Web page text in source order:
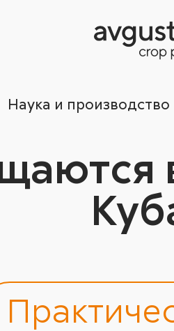
Наука и производство